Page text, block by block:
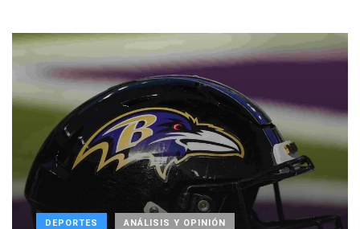
DEPORTES ANÁLISIS Y OPINIÓN